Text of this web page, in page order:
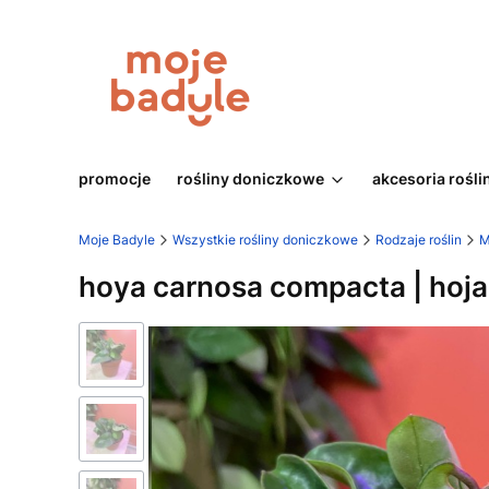
promocje rośliny doniczkowe akcesoria
Moje Badyle Wszystkie rośliny doniczkowe Rodzaje roślin
hoya carnosa compacta |